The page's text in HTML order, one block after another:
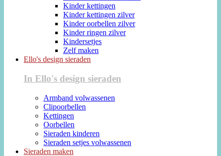
Kinder kettingen
Kinder kettingen zilver
Kinder oorbellen zilver
Kinder ringen zilver
Kindersetjes
Zelf maken
Ello's design sieraden
In Ello's design sieraden
Armband volwassenen
Clipoorbellen
Kettingen
Oorbellen
Sieraden kinderen
Sieraden setjes volwassenen
Sieraden maken